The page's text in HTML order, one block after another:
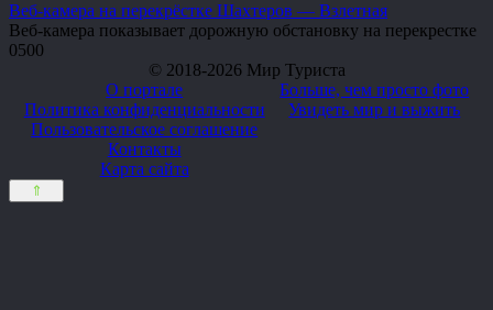
Веб-камера на перекрёстке Шахтеров — Взлетная
Веб-камера показывает дорожную обстановку на перекрестке
0500
© 2018-2026 Мир Туриста
О портале
Политика конфиденциальности
Пользовательское соглашение
Контакты
Карта сайта
Больше, чем просто фото
Увидеть мир и выжить